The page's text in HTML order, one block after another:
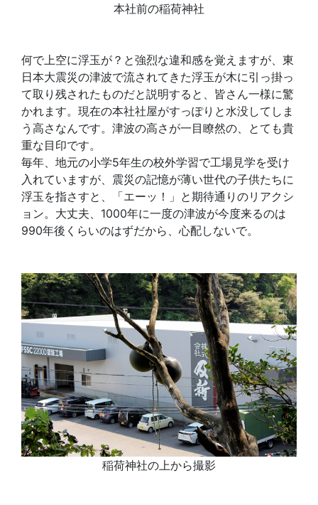
本社前の稲荷神社
何で上空に浮玉が？と強烈な違和感を覚えますが、東
日本大震災の津波で流されてきた浮玉が木に引っ掛っ
て取り残されたものだと説明すると、皆さん一様に驚
かれます。現在の本社社屋がすっぽりと水没してしま
う高さなんです。津波の高さが一目瞭然の、とても貴
重な目印です。
毎年、地元の小学5年生の校外学習で工場見学を受け
入れていますが、震災の記憶が薄い世代の子供たちに
浮玉を指さすと、「エーッ！」と期待通りのリアクシ
ョン。大丈夫、1000年に一度の津波が今度来るのは
990年後くらいのはずだから、心配しないで。
稲荷神社の上から撮影